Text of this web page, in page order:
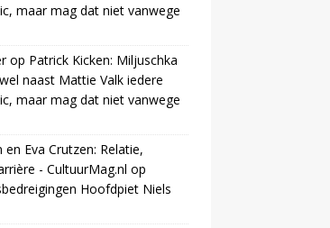
maar mag dat niet vanwege
op Patrick Kicken: Miljuschka
naast Mattie Valk iedere
maar mag dat niet vanwege
Eva Crutzen: Relatie,
- CultuurMag.nl op
Hoofdpiet Niels